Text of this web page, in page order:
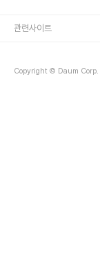
Copyright © Daum
관련사이트